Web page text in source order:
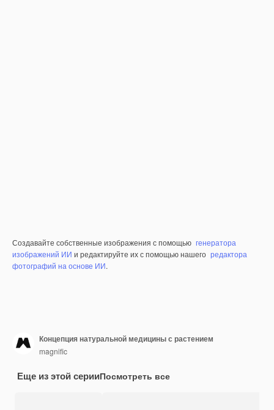
Создавайте собственные изображения с помощью генератора
изображений ИИ и редактируйте их с помощью нашего редактора
фотографий на основе ИИ.
Концепция натуральной медицины с растением
magnific
Еще из этой серииПосмотреть все